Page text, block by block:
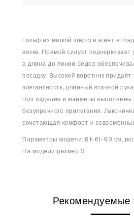
Гольф из мягкой шерсти ягнят в
вязке. Прямой силуэт
а длина до линии бёдер
посадку. Высокий воротник придаёт
элегантность, длинный втачной
Низ изделия и манжеты выполнены
безупречного прилегания.
сочетающая комфорт и
Параметры модели: 81-61-90 см,
На модели размер S.
Рекомендуемые